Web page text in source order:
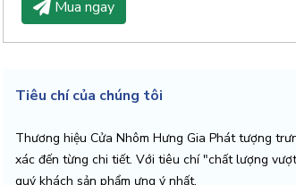
Mua ngay
Tiêu chí của chúng tôi
Thương hiệu Cửa Nhôm Hưng Gia Phát tượng
xác đến từng chi tiết. Với tiêu chí "chất lượng
quý khách sản phẩm ưng ý nhất.